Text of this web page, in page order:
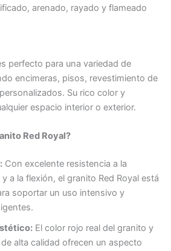
arenado, rayado y flameado
perfecto para una variedad de
encimeras, pisos, revestimiento de
Su rico color y
espacio interior o exterior.
Red Royal?
Con excelente resistencia a la
a la flexión, el granito Red Royal está
soportar un uso intensivo y
El color rojo real del granito y
alta calidad ofrecen un aspecto